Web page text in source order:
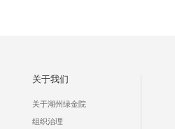
关于我们
关于湖州绿金院
组织治理